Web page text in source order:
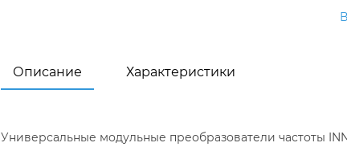
Описание Характеристики
Универсальные модульные преобразователи частоты